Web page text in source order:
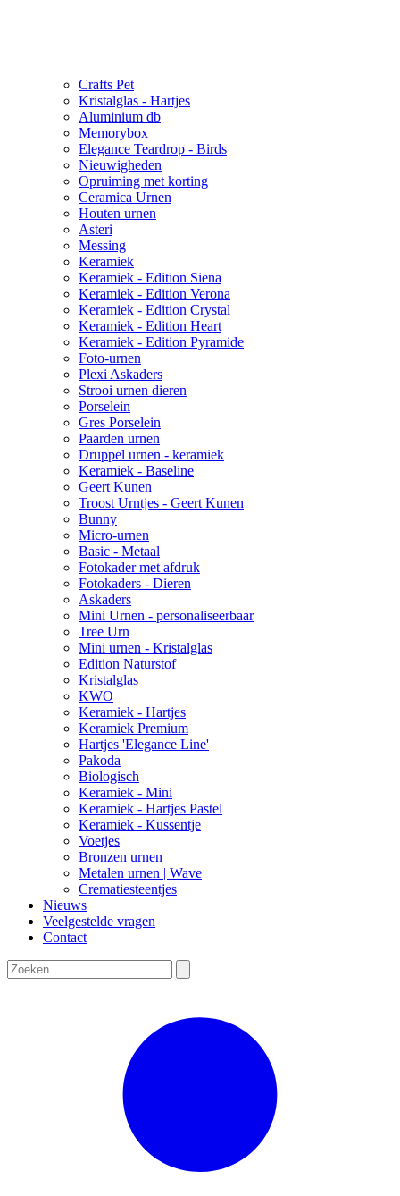
Crafts Pet
Kristalglas - Hartjes
Aluminium db
Memorybox
Elegance Teardrop - Birds
Nieuwigheden
Opruiming met korting
Ceramica Urnen
Houten urnen
Asteri
Messing
Keramiek
Keramiek - Edition Siena
Keramiek - Edition Verona
Keramiek - Edition Crystal
Keramiek - Edition Heart
Keramiek - Edition Pyramide
Foto-urnen
Plexi Askaders
Strooi urnen dieren
Porselein
Gres Porselein
Paarden urnen
Druppel urnen - keramiek
Keramiek - Baseline
Geert Kunen
Troost Urntjes - Geert Kunen
Bunny
Micro-urnen
Basic - Metaal
Fotokader met afdruk
Fotokaders - Dieren
Askaders
Mini Urnen - personaliseerbaar
Tree Urn
Mini urnen - Kristalglas
Edition Naturstof
Kristalglas
KWO
Keramiek - Hartjes
Keramiek Premium
Hartjes 'Elegance Line'
Pakoda
Biologisch
Keramiek - Mini
Keramiek - Hartjes Pastel
Keramiek - Kussentje
Voetjes
Bronzen urnen
Metalen urnen | Wave
Crematiesteentjes
Nieuws
Veelgestelde vragen
Contact